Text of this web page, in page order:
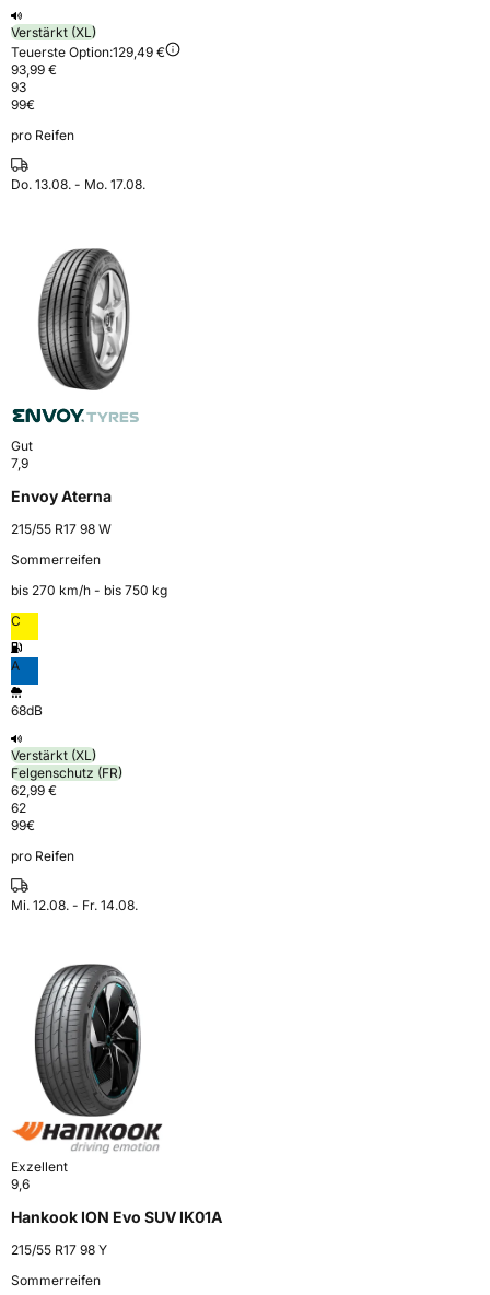
Verstärkt (XL)
Teuerste Option:129,49 €
93,99 €
93
99€
pro Reifen
Do. 13.08. - Mo. 17.08.
Gut
7,9
Envoy Aterna
215/55 R17 98 W
Sommerreifen
bis 270 km⁠/⁠h - bis 750 kg
C
A
68dB
Verstärkt (XL)
Felgenschutz (FR)
62,99 €
62
99€
pro Reifen
Mi. 12.08. - Fr. 14.08.
Exzellent
9,6
Hankook ION Evo SUV IK01A
215/55 R17 98 Y
Sommerreifen